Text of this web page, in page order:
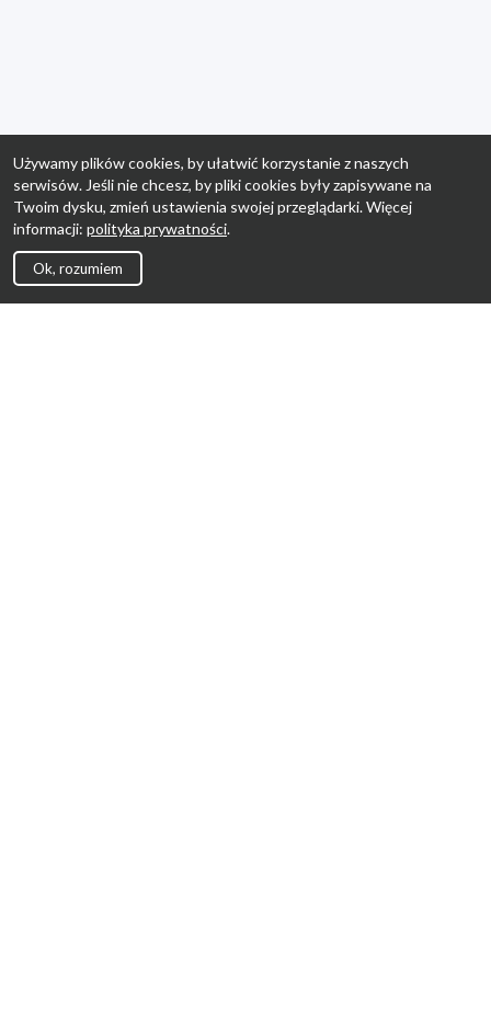
Używamy plików cookies, by ułatwić korzystanie z naszych
serwisów. Jeśli nie chcesz, by pliki cookies były zapisywane na
Twoim dysku, zmień ustawienia swojej przeglądarki. Więcej
informacji: polityka prywatności.
Ok, rozumiem